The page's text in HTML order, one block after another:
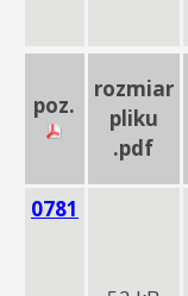
poz.
rozmiar
pliku
.pdf
0781